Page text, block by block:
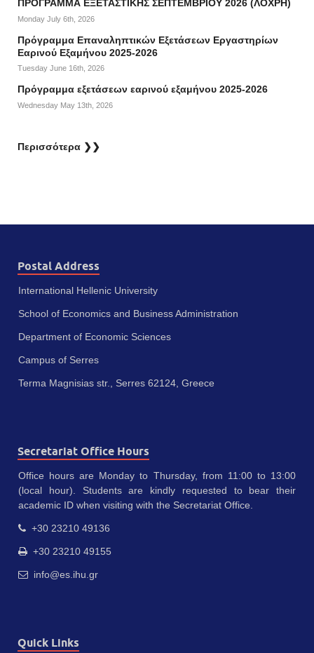
ΠΡΟΓΡΑΜΜΑ ΕΞΕΤΑΣΤΙΚΗΣ ΣΕΠΤΕΜΒΡΙΟΥ 2026 (ΛΟΧΡΗ)
Monday July 6th, 2026
Πρόγραμμα Επαναληπτικών Εξετάσεων Εργαστηρίων
Εαρινού Εξαμήνου 2025-2026
Tuesday June 16th, 2026
Πρόγραμμα εξετάσεων εαρινού εξαμήνου 2025-2026
Wednesday May 13th, 2026
Περισσότερα ❯❯
Postal Address
International Hellenic University
School of Economics and Business Administration
Department of Economic Sciences
Campus of Serres
Terma Magnisias str., Serres 62124, Greece
Secretariat Office Hours
Office hours are Monday to Thursday, from 11:00 to 13:00
(local hour). Students are kindly requested to bear their
academic ID when visiting with the Secretariat Office.
+30 23210 49136
+30 23210 49155
info@es.ihu.gr
Quick Links